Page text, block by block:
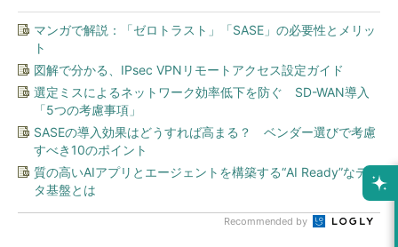
マンガで解説：「ゼロトラスト」「SASE」の必要性とメリッ
ト
図解で分かる、IPsec VPNリモートアクセス設定ガイド
選定ミスによるネットワーク効率低下を防ぐ SD-WAN導入
「5つの考慮事項」
SASEの導入効果はどうすれば高まる？ ベンダー選びで考慮
すべき10のポイント
質の高いAIアプリとエージェントを構築する“AI Ready”なデー
タ基盤とは
Recommended by